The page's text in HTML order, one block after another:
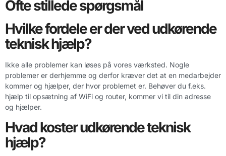
Ofte stillede spørgsmål
Hvilke fordele er der ved udkørende
teknisk hjælp?
Ikke alle problemer kan løses på vores værksted. Nogle
problemer er derhjemme og derfor kræver det at en medarbejder
kommer og hjælper, der hvor problemet er. Behøver du f.eks.
hjælp til opsætning af WiFi og router, kommer vi til din adresse
og hjælper.
Hvad koster udkørende teknisk
hjælp?